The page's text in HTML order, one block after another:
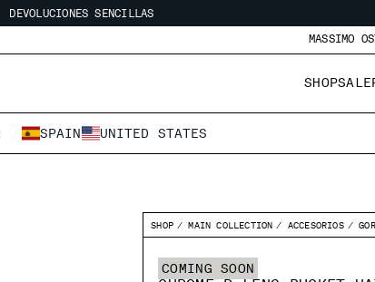
DEVOLUCIONES SENCILLAS
DEVOLUCIONES SENCILLAS
MASSIMO
SHOPSALE
SPAIN UNITED STATES
SHOP MAIN COLLECTION ACCESORIOS
COMING SOON